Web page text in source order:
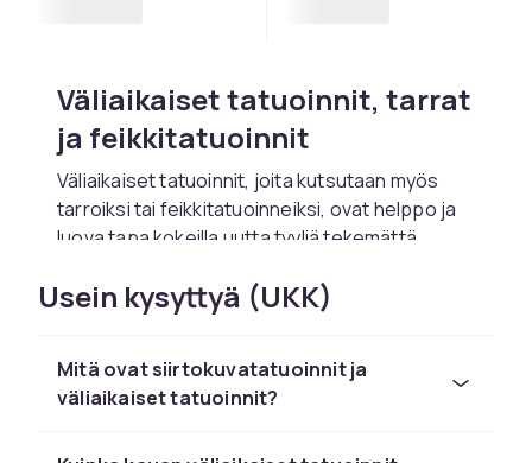
Väliaikaiset tatuoinnit, tarrat
ja feikkitatuoinnit
Väliaikaiset tatuoinnit, joita kutsutaan myös
tarroiksi tai feikkitatuoinneiksi, ovat helppo ja
luova tapa kokeilla uutta tyyliä tekemättä
lastenjuhliin kuin festivaaleille, teemajuhliin,
polttareihin tai vain päivään, jolloin haluat
avulla voit vaihtaa aihetta mielialan ja
tilaisuuden mukaan, täysin ilman sitoutumista.
Usein kysyttyä (UKK)
Mitä ovat siirtokuvatatuoinnit ja
väliaikaiset tatuoinnit?